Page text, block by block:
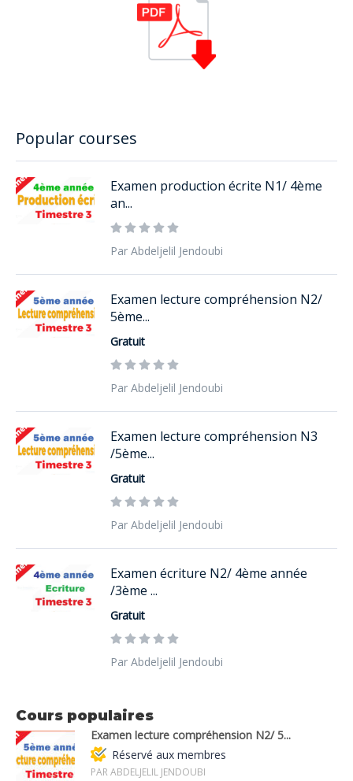
Popular courses
Examen production écrite N1/ 4ème
an...
Par Abdeljelil Jendoubi
Examen lecture compréhension N2/
5ème...
Gratuit
Par Abdeljelil Jendoubi
Examen lecture compréhension N3
/5ème...
Gratuit
Par Abdeljelil Jendoubi
Examen écriture N2/ 4ème année
/3ème ...
Gratuit
Par Abdeljelil Jendoubi
Cours populaires
Examen lecture compréhension N2/ 5...
Réservé aux membres
PAR ABDELJELIL JENDOUBI